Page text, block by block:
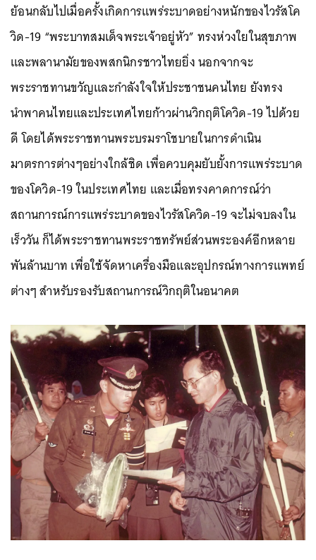
ย้อนกลับไปเมื่อครั้งเกิดการแพร่ระบาดอย่างหนักของไวรัสโค
วิด-19 “พระบาทสมเด็จพระเจ้าอยู่หัว” ทรงห่วงใยในสุขภาพ
และพลานามัยของพสกนิกรชาวไทยยิ่ง นอกจากจะ
พระราชทานขวัญและกำลังใจให้ประชาชนคนไทย ยังทรง
นำพาคนไทยและประเทศไทยก้าวผ่านวิกฤติโควิด-19 ไปด้วย
ดี โดยได้พระราชทานพระบรมราโชบายในการดำเนิน
มาตรการต่างๆอย่างใกล้ชิด เพื่อควบคุมยับยั้งการแพร่ระบาด
ของโควิด-19 ในประเทศไทย และเมื่อทรงคาดการณ์ว่า
สถานการณ์การแพร่ระบาดของไวรัสโควิด-19 จะไม่จบลงใน
เร็ววัน ก็ได้พระราชทานพระราชทรัพย์ส่วนพระองค์อีกหลาย
พันล้านบาท เพื่อใช้จัดหาเครื่องมือและอุปกรณ์ทางการแพทย์
ต่างๆ สำหรับรองรับสถานการณ์วิกฤติในอนาคต